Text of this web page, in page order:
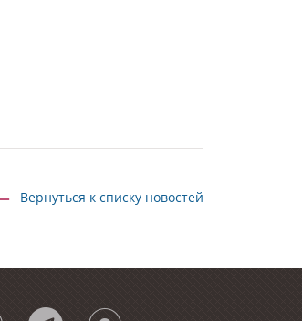
Вернуться к списку новостей